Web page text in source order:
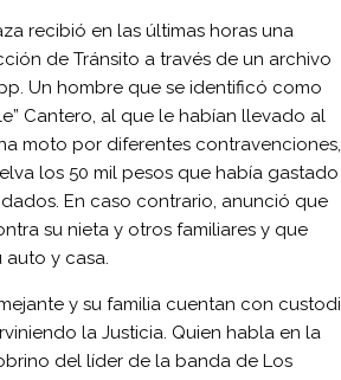
recibió en las últimas horas una
de Tránsito a través de un archivo
Un hombre que se identificó como
Cantero, al que le habían llevado al
moto por diferentes contravenciones,
los 50 mil pesos que había gastado
En caso contrario, anunció que
su nieta y otros familiares y que
auto y casa.
y su familia cuentan con
la Justicia. Quien habla en la
del líder de la banda de Los